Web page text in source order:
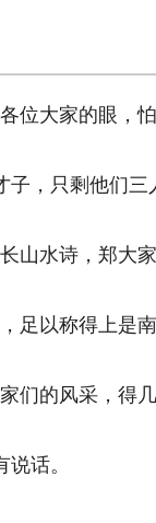
大家的眼，怕
，只剩他们三
山水诗，郑大
足以称得上是
们的风采，得
话。